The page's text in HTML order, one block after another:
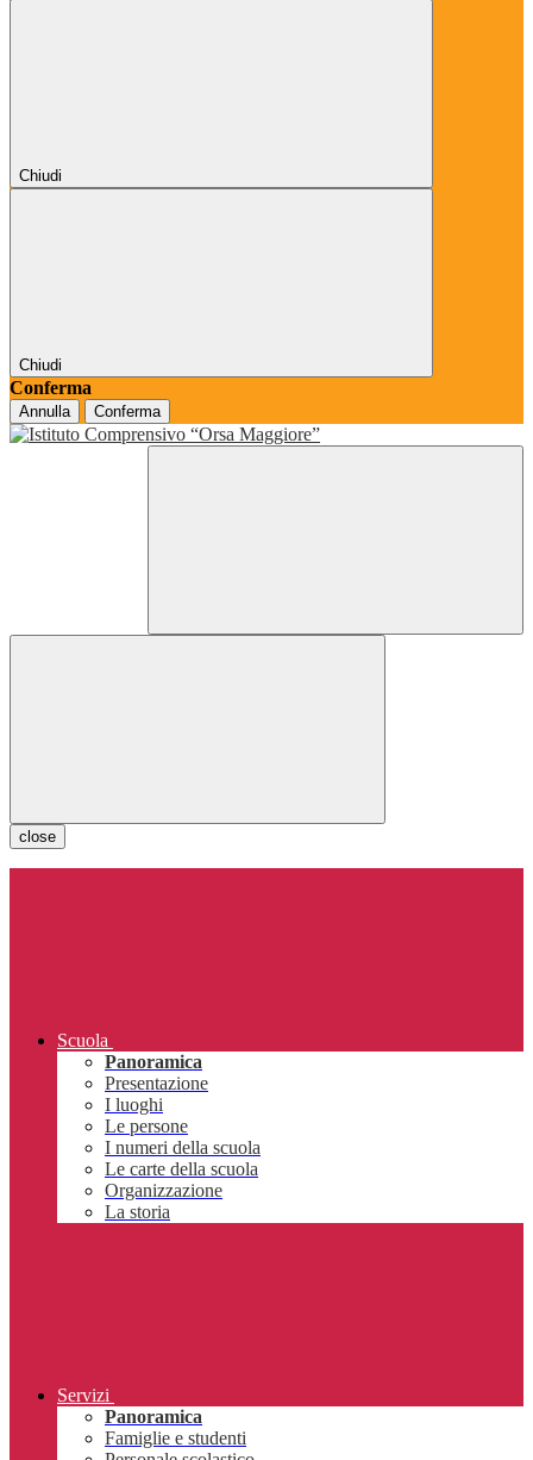
Chiudi
Chiudi
Conferma
Annulla Conferma
close
Scuola
Panoramica
Presentazione
I luoghi
Le persone
I numeri della scuola
Le carte della scuola
Organizzazione
La storia
Servizi
Panoramica
Famiglie e studenti